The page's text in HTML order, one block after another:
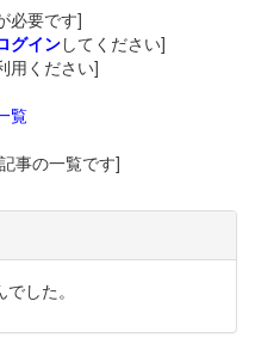
必要です]
グインしてください]
用ください]
覧
事の一覧です]
した。